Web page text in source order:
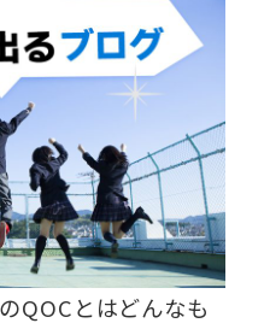
QOCとはどんなも